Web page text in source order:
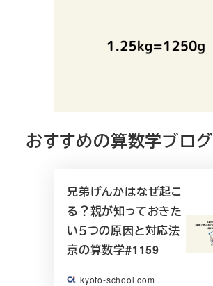
おすすめの算数学ブログ
兄弟げんかはなぜ起こ
る？親が知っておきた
い５つの原因と対応法
京の算数学#1159
kyoto-school.com